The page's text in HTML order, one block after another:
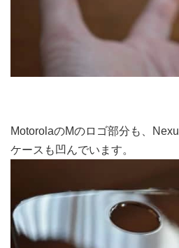
MotorolaのMのロゴ部分も、
ケースも凹んでいます。